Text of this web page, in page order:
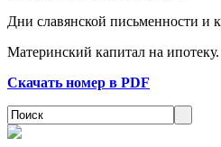
Дни славянской письменности и
Материнский капитал на ипотеку.
Скачать номер в PDF